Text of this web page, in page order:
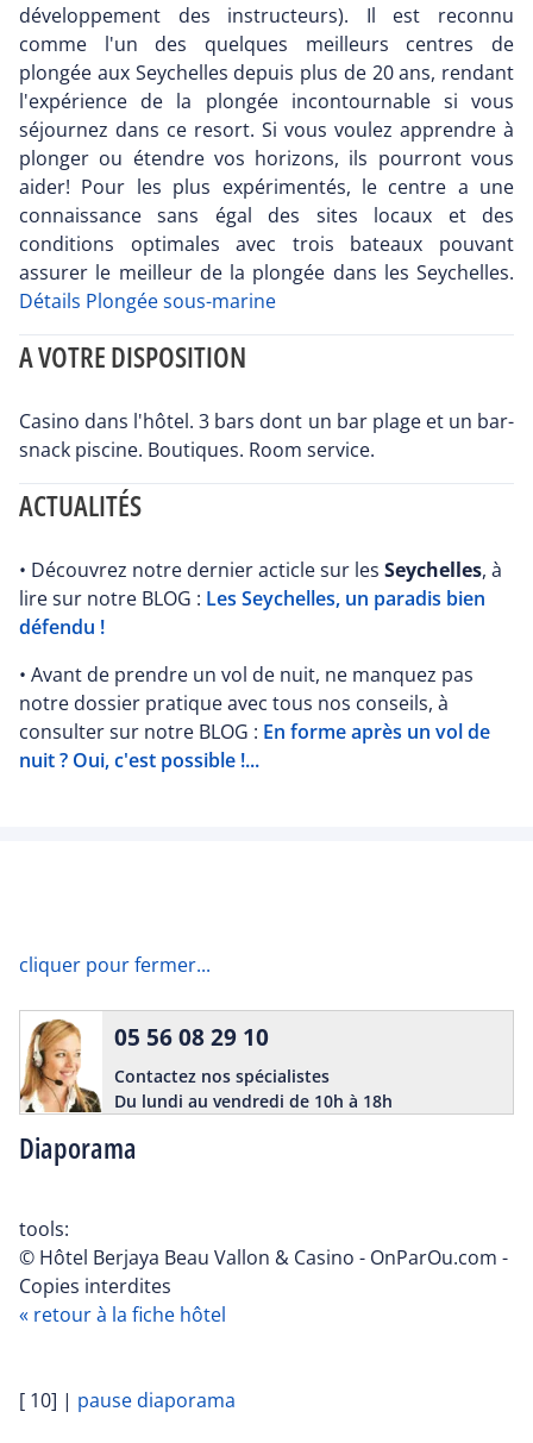
développement des instructeurs). Il est reconnu
comme l'un des quelques meilleurs centres de
plongée aux Seychelles depuis plus de 20 ans, rendant
l'expérience de la plongée incontournable si vous
séjournez dans ce resort. Si vous voulez apprendre à
plonger ou étendre vos horizons, ils pourront vous
aider! Pour les plus expérimentés, le centre a une
connaissance sans égal des sites locaux et des
conditions optimales avec trois bateaux pouvant
assurer le meilleur de la plongée dans les Seychelles.
Détails Plongée sous-marine
A VOTRE DISPOSITION
Casino dans l'hôtel. 3 bars dont un bar plage et un bar-
snack piscine. Boutiques. Room service.
ACTUALITÉS
• Découvrez notre dernier acticle sur les Seychelles, à
lire sur notre BLOG : Les Seychelles, un paradis bien
défendu !
• Avant de prendre un vol de nuit, ne manquez pas
notre dossier pratique avec tous nos conseils, à
consulter sur notre BLOG : En forme après un vol de
nuit ? Oui, c'est possible !...
cliquer pour fermer...
Diaporama
05 56 08 29 10
Contactez nos spécialistes
Du lundi au vendredi de 10h à 18h
tools:
© Hôtel Berjaya Beau Vallon & Casino - OnParOu.com -
Copies interdites
« retour à la fiche hôtel
[ 10] | pause diaporama